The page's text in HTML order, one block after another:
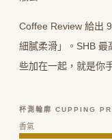
Coffee Review 給出
細膩柔滑」。SHB 最
些加在一起，就是你
杯測輪廓 CUPPING
香氣